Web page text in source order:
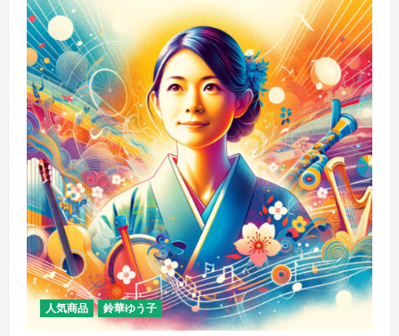
き
る
か』
－
新
し
い
世
界、
新
し
い
冒
険
－
宮
崎
駿
が
描
く、
心
揺
さ
ぶ
人気商品 鈴華ゆう子